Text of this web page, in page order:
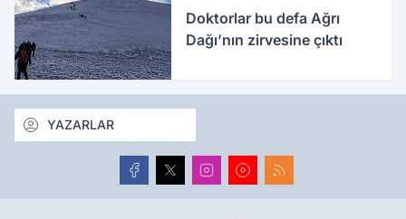
Doktorlar bu defa Ağrı
Dağı’nın zirvesine çıktı
YAZARLAR